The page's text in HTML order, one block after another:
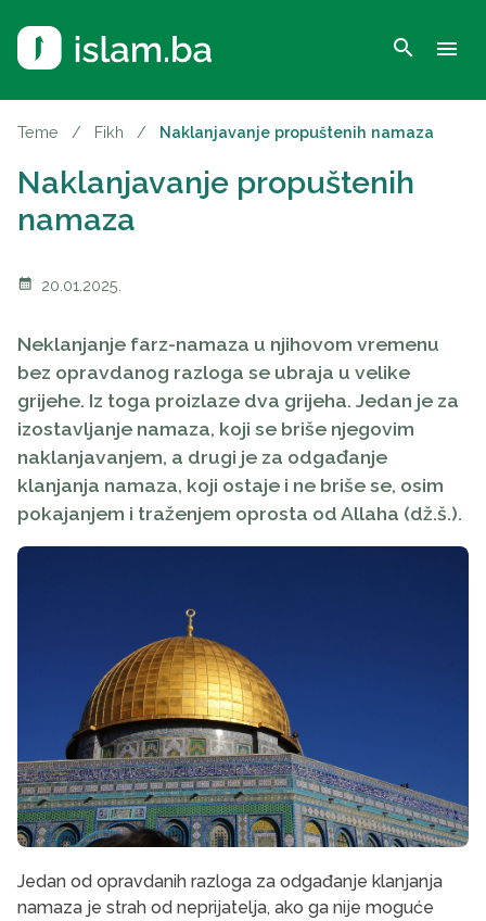
search menu
Teme / Fikh / Naklanjavanje propuštenih namaza
Naklanjavanje propuštenih
namaza
calendar_month 20.01.2025.
Neklanjanje farz-namaza u njihovom vremenu
bez opravdanog razloga se ubraja u velike
grijehe. Iz toga proizlaze dva grijeha. Jedan je za
izostavljanje namaza, koji se briše njegovim
naklanjavanjem, a drugi je za odgađanje
klanjanja namaza, koji ostaje i ne briše se, osim
pokajanjem i traženjem oprosta od Allaha (dž.š.).
Jedan od opravdanih razloga za odgađanje klanjanja
namaza je strah od neprijatelja, ako ga nije moguće